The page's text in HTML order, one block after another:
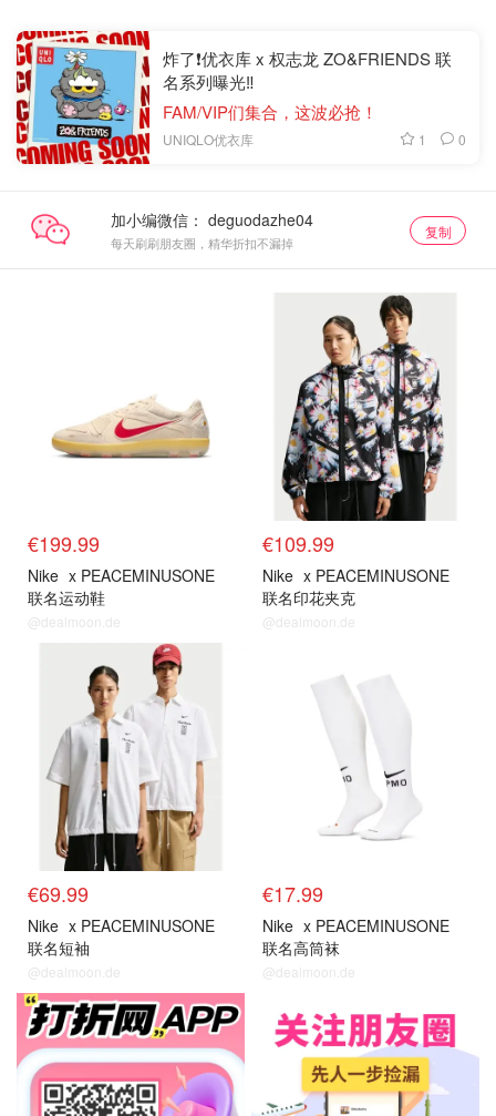
炸了❗️优衣库 x 权志龙 ZO&FRIENDS 联
名系列曝光‼️
FAM/VIP们集合，这波必抢！
UNIQLO优衣库 1 0
加小编微信：
每天刷刷朋友圈，精华折扣不漏掉
复制
€199.99
Nike x PEACEMINUSONE
联名运动鞋
@dealmoon.de
€109.99
Nike x PEACEMINUSONE
联名印花夹克
@dealmoon.de
€69.99
Nike x PEACEMINUSONE
联名短袖
@dealmoon.de
€17.99
Nike x PEACEMINUSONE
联名高筒袜
@dealmoon.de
关注我们~ 关注我们~